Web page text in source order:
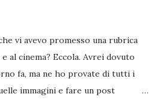
vi avevo promesso una rubrica
al cinema? Eccola. Avrei dovuto
fa, ma ne ho provate di tutti i
immagini e fare un post